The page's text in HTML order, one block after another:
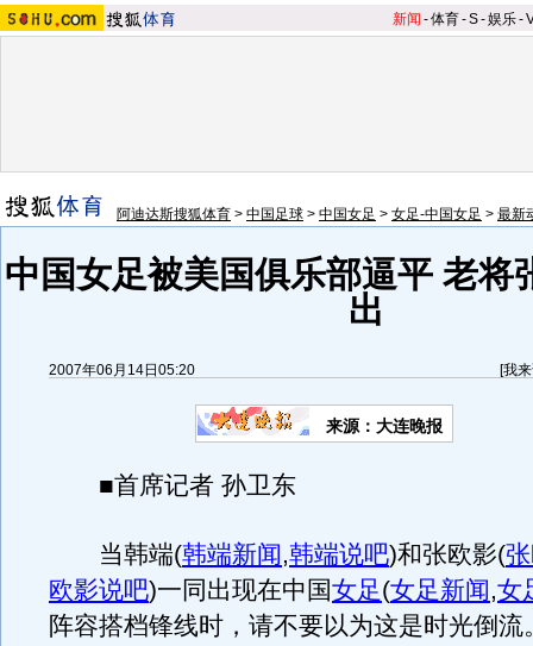
新闻 -体育-S-娱乐-
阿迪达斯搜狐体育 > 中国足球 > 中国女足 > 女足-中国女足 > 最新
中国女足被美国俱乐部逼平 老将
出
2007年06月14日05:20 [我
来源：大连晚报
■首席记者 孙卫东
当韩端(韩端新闻,韩端说吧)和张欧影(
欧影说吧)一同出现在中国女足(女足新闻,女
阵容搭档锋线时，请不要以为这是时光倒流